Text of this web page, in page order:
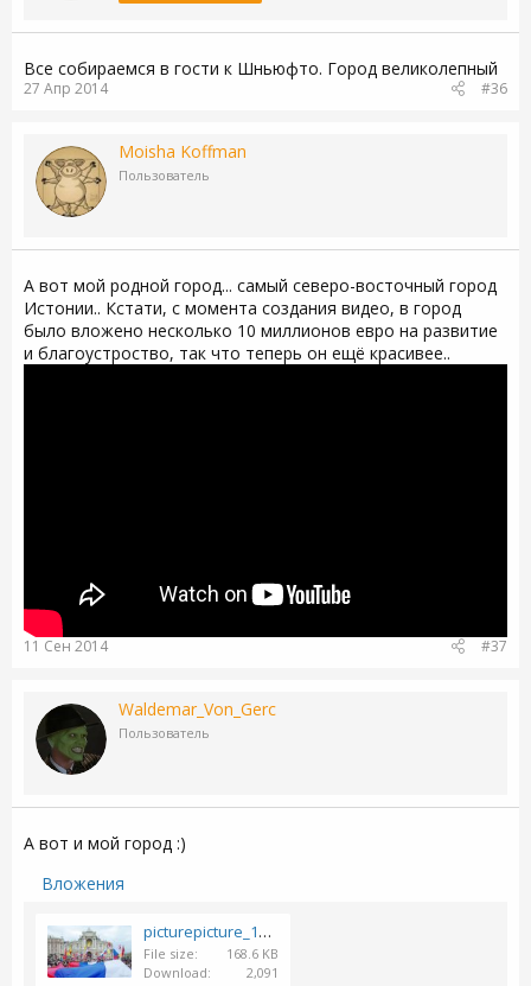
Все собираемся в гости к Шньюфто. Город великолепный
27 Апр 2014 #36
Moisha Koffman
Пользователь
А вот мой родной город... самый северо-восточный город
Истонии.. Кстати, с момента создания видео, в город
было вложено несколько 10 миллионов евро на развитие
и благоустроство, так что теперь он ещё красивее..
11 Сен 2014 #37
Waldemar_Von_Gerc
Пользователь
А вот и мой город :)
Вложения
picturepicture_1422760288118_50128.jpg
File size
168.6 KB
Download
2,091